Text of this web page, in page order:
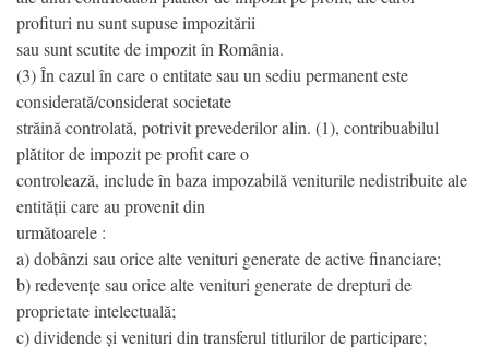
profituri nu sunt supuse impozitării
sau sunt scutite de impozit în România.
(3) În cazul în care o entitate sau un sediu permanent este
considerată/considerat societate
străină controlată, potrivit prevederilor alin. (1), contribuabilul
plătitor de impozit pe profit care o
controlează, include în baza impozabilă veniturile nedistribuite ale
entității care au provenit din
următoarele :
a) dobânzi sau orice alte venituri generate de active financiare;
b) redevențe sau orice alte venituri generate de drepturi de
proprietate intelectuală;
c) dividende și venituri din transferul titlurilor de participare;